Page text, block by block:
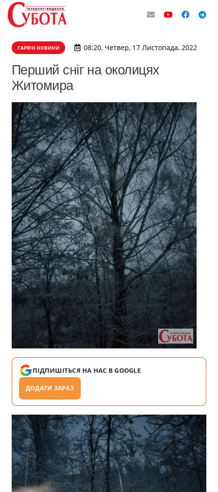
ГАРЯЧІ НОВИНИ 08:20, Четвер, 17 Листопада, 2022
Перший сніг на околицях
Житомира
ПІДПИШІТЬСЯ НА НАС В GOOGLE
ДОДАТИ ЗАРАЗ